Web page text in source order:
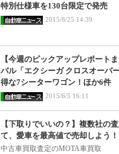
特別仕様車を130台限定で発売
2015/8/25 14:39
【今週のピックアップレポート
バル「エクシーガ クロスオーバ
得な7シーターワゴン！ほか6件
2015/6/5 16:11
【下取りでいいの？】複数社の
て、愛車を最高値で売却しよう！
中古車買取査定のMOTA車買取